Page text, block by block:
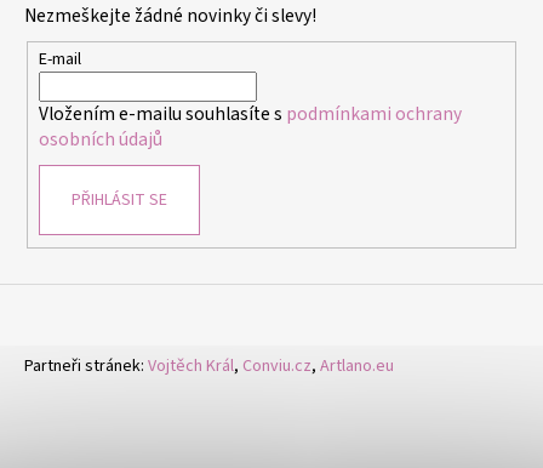
Nezmeškejte žádné novinky či slevy!
E-mail
Vložením e-mailu souhlasíte s podmínkami ochrany
osobních údajů
PŘIHLÁSIT SE
Partneři stránek: Vojtěch Král, Conviu.cz, Artlano.eu